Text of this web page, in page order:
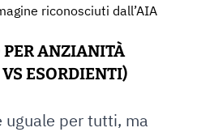
riconosciuti dall’AIA
PER ANZIANITÀ
ESORDIENTI)
uguale per tutti, ma